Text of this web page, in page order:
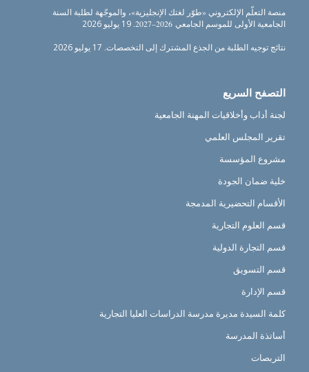
منصة التعلّم الإلكتروني «طوّر لغتك الإنجليزية»، والموجّهة لطلبة السنة
الجامعية الأولى للموسم الجامعي 2026–2027.
19 يوليو 2026
نتائج توجيه الطلبة من الجذع المشترك إلى التخصصات. 17 يوليو 2026
التصفح السريع
لجنة أداب وأخلاقيات المهنة الجامعية
تقرير المجلس العلمي
مشروع المؤسسة
خلية ضمان الجودة
الأقسام التحضيرية المدمجة
قسم العلوم التجارية
قسم التجارة الدولية
قسم التسويق
قسم الإدارة
كلمة السيدة مديرة مدرسة الدراسات العليا التجارية
أساتذة المدرسة
التربصات